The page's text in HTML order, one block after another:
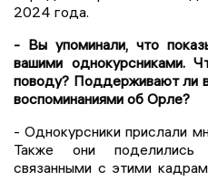
2024 года.
- Вы упоминали, что
вашими однокурсниками.
поводу? Поддерживают ли
воспоминаниями об Орле?
- Однокурсники прислали
Также они поделились
связанными с этими